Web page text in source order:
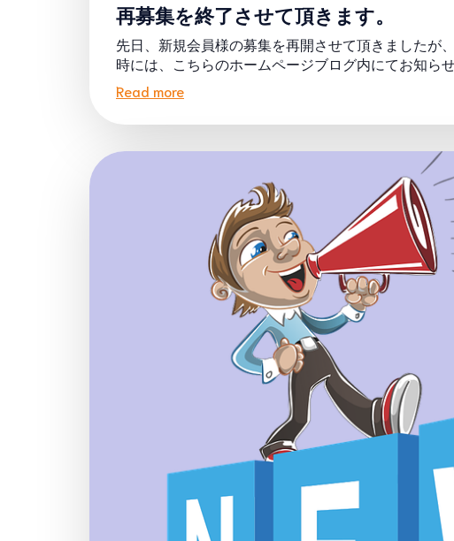
再募集を終了させて頂きます。
先日、新規会員様の募集を再開させて頂きましたが
時には、こちらのホームページブログ内にてお知ら
Read more